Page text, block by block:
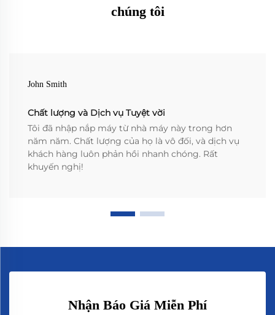
chúng tôi
John Smith
Chất lượng và Dịch vụ Tuyệt vời
Tôi đã nhập nắp máy từ nhà máy này trong hơn
năm năm. Chất lượng của họ là vô đối, và dịch vụ
khách hàng luôn phản hồi nhanh chóng. Rất
khuyến nghị!
Nhận Báo Giá Miễn Phí